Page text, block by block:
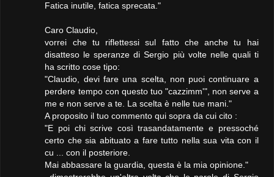
Fatica inutile, fatica sprecata."
Caro Claudio,
vorrei che tu riflettessi sul fatto che anche tu hai
disatteso le speranze di Sergio più volte nelle quali ti
ha scritto cose tipo:
"Claudio, devi fare una scelta, non puoi continuare a
perdere tempo con questo tuo "cazzimm'", non serve a
me e non serve a te. La scelta è nelle tue mani."
A proposito il tuo commento qui sopra da cui cito :
"E poi chi scrive così trasandatamente e pressoché
certo che sia abituato a fare tutto nella sua vita con il
cu ... con il posteriore.
Mai abbassare la guardia, questa è la mia opinione."